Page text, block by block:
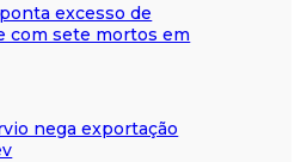
excesso de
com sete mortos em
nega exportação